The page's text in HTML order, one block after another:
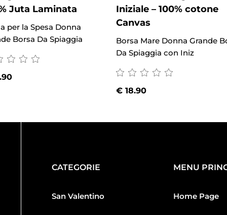
Juta Laminata
per la Spesa Donna
Borsa Da Spiaggia
Iniziale – 100% cotone
Canvas
Borsa Mare Donna Grande
Da Spiaggia con Iniz
€ 18.90
CATEGORIE
San Valentino
MENU
Home Page